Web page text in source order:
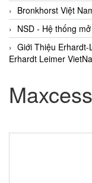
Bronkhorst Việt
NSD - Hệ thống
Giới Thiệu
Erhardt Leimer
Maxcess